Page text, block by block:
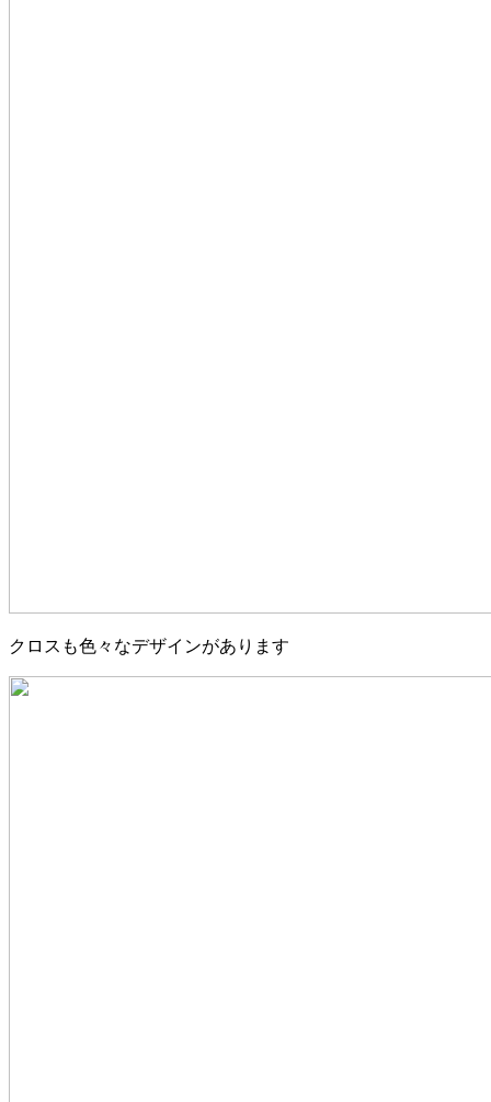
クロスも色々なデザインがあります